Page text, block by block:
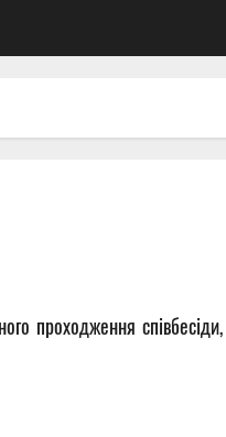
проходження співбесіди,